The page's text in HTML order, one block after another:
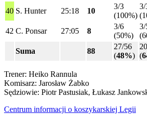
40 S. Hunter 25:18 10
3/3
(100%)
3/
42 C. Ponsar 27:05 8
3/6
(50%)
3/
Suma 88
27/56
(48%) (
Trener: Heiko Rannula
Komisarz: Jarosław Żabko
Sędziowie: Piotr Pastusiak, Łukasz
Centrum informacji o koszykarskiej Legii